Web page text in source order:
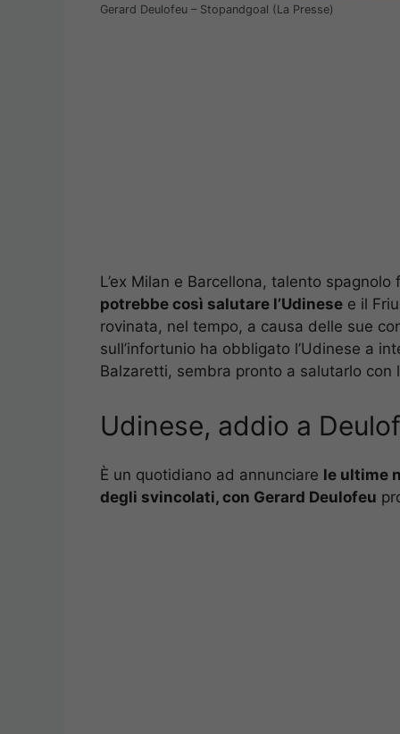
Gerard Deulofeu – Stopandgoal (La Presse)
L’ex Milan e Barcellona, talento
potrebbe così salutare l’Udinese e il
rovinata, nel tempo, a causa delle sue
sull’infortunio ha obbligato l’Udinese a
Balzaretti, sembra pronto a salutarlo con
Udinese, addio a
È un quotidiano ad annunciare le ultime
degli svincolati, con Gerard Deulofeu